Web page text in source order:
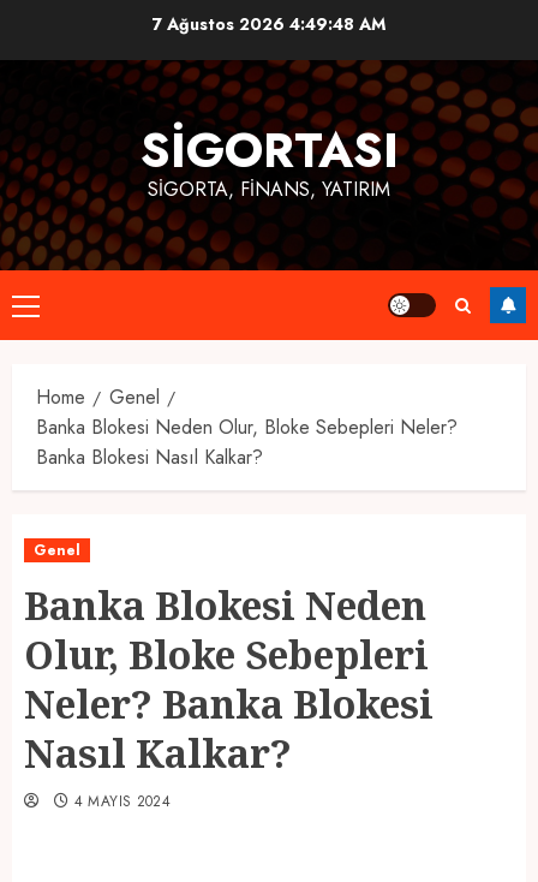
7 Ağustos 2026 4:49:49 AM
SIGORTASI
SIGORTA, FINANS, YATIRIM
Primary
Menu
Home
Genel
Banka Blokesi Neden Olur, Bloke Sebepleri Neler?
Banka Blokesi Nasıl Kalkar?
Genel
Banka Blokesi Neden
Olur, Bloke Sebepleri
Neler? Banka Blokesi
Nasıl Kalkar?
4 MAYIS 2024